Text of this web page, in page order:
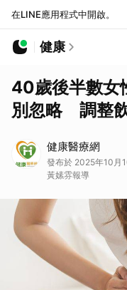
在LINE應用程式中開啟。
健康
40歲後半數女
別忽略 調整
健康醫療網
發布於 2025年10月
黃嫊雰報導